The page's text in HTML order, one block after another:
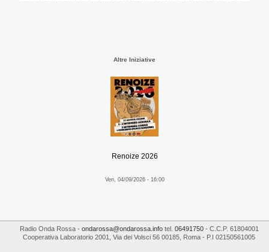
Altre Iniziative
Renoize 2026
Ven, 04/09/2026 - 16:00
Radio Onda Rossa- ondarossa@ondarossa.infotel. 06491750- C.C.P. 61804001
Cooperativa Laboratorio 2001
Via dei Volsci 56 00185 Roma - P.I 02150561005